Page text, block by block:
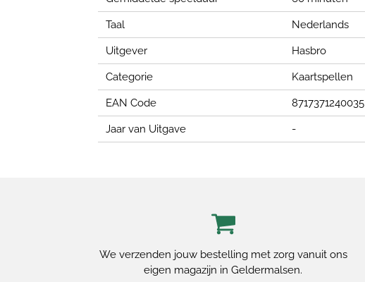
Taal Nederlands
Uitgever Hasbro
Categorie Kaartspellen
EAN Code 8717371240035
Jaar van Uitgave -
We verzenden jouw bestelling met zorg vanuit ons
eigen magazijn in Geldermalsen.